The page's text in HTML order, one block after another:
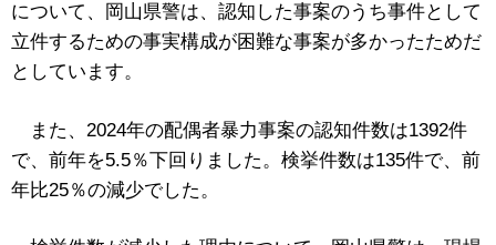
について、岡山県警は、認知した事案のうち事件として
立件するための事実構成が困難な事案が多かったためだ
としています。
また、2024年の配偶者暴力事案の認知件数は1392件
で、前年を5.5％下回りました。検挙件数は135件で、前
年比25％の減少でした。